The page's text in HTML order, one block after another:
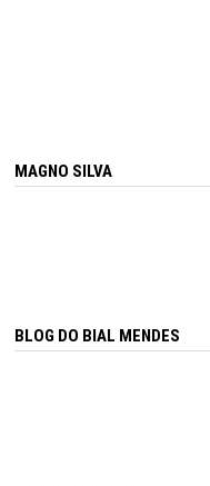
MAGNO SILVA
BLOG DO BIAL MENDES